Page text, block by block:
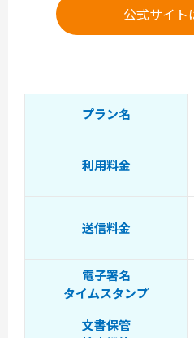
公式サイト
プラン名
利用料金
送信料金
電子署名
タイムスタンプ
文書保管